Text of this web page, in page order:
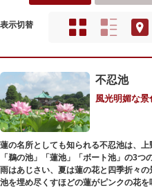
表示切替
不忍池
風光明媚な
蓮の名所としても知られる不忍池は、上
「鵜の池」「蓮池」「ボート池」の3
雨はあじさい、夏は蓮の花と四季折々の
池を埋め尽くすほどの蓮がピンクの花